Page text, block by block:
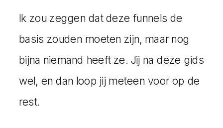
Ik zou zeggen dat deze funnels de
basis zouden moeten zijn, maar nog
bijna niemand heeft ze. Jij na deze gids
wel, en dan loop jij meteen voor op de
rest.